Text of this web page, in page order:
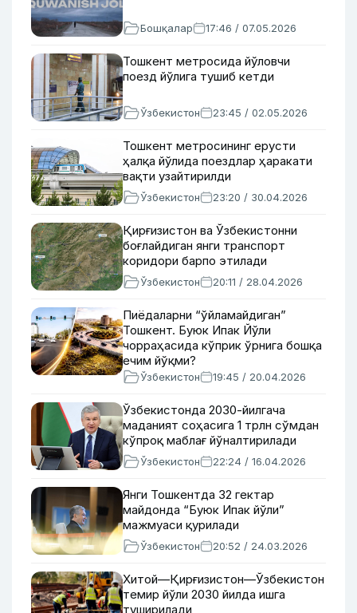
Бошқалар 17:46 / 07.05.2026
Тошкент метросида йўловчи
поезд йўлига тушиб кетди
Ўзбекистон 23:45 / 02.05.2026
Тошкент метросининг ерусти
ҳалқа йўлида поездлар ҳаракати
вақти узайтирилди
Ўзбекистон 23:20 / 30.04.2026
Қирғизистон ва Ўзбекистонни
боғлайдиган янги транспорт
коридори барпо этилади
Ўзбекистон 20:11 / 28.04.2026
Пиёдаларни “ўйламайдиган”
Тошкент. Буюк Ипак Йўли
чорраҳасида кўприк ўрнига бошқа
ечим йўқми?
Ўзбекистон 19:45 / 20.04.2026
Ўзбекистонда 2030-йилгача
маданият соҳасига 1 трлн сўмдан
кўпроқ маблағ йўналтирилади
Ўзбекистон 22:24 / 16.04.2026
Янги Тошкентда 32 гектар
майдонда “Буюк Ипак йўли”
мажмуаси қурилади
Ўзбекистон 20:52 / 24.03.2026
Хитой—Қирғизистон—Ўзбекистон
темир йўли 2030 йилда ишга
туширилади